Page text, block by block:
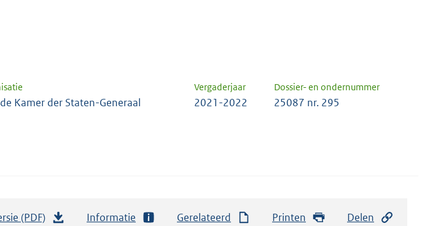
Vergaderjaar Dossier- en ondernummer
Kamer der Staten-Generaal 2021-2022 25087 nr. 295
(PDF) Informatie Gerelateerd Printen Delen